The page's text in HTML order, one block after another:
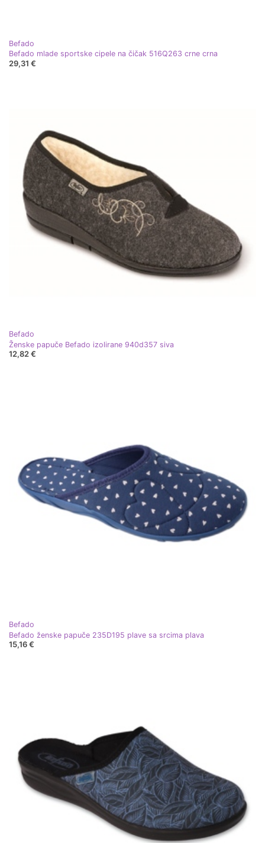
Befado
Befado mlade sportske cipele na čičak 516Q263 crne crna
29,31 €
Befado
Ženske papuče Befado izolirane 940d357 siva
12,82 €
Befado
Befado ženske papuče 235D195 plave sa srcima plava
15,16 €